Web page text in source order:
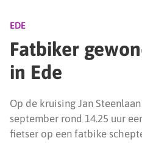
EDE
Fatbiker
in Ede
Op de kruising Jan
september rond 14.25 uur
fietser op een fatbike